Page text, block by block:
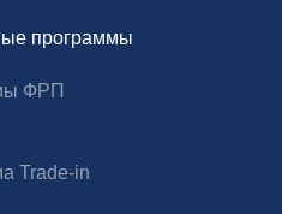
программы
ФРП
Trade-in